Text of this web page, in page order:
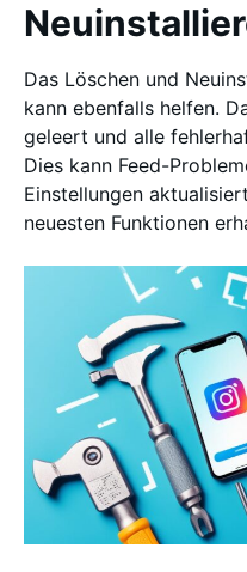
Das Löschen und
kann ebenfalls helfen.
geleert und alle
Dies kann Feed-
Einstellungen
neuesten Funktionen